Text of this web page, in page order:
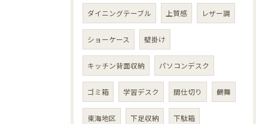
ダイニングテーブル 上質感 レザー調
ショーケース 壁掛け
キッチン背面収納 パソコンデスク
ゴミ箱 学習デスク 間仕切り 鶴舞
東海地区 下足収納 下駄箱